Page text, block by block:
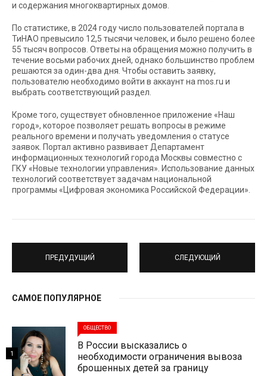
и содержания многоквартирных домов.
По статистике, в 2024 году число пользователей портала в
ТиНАО превысило 12,5 тысячи человек, и было решено более
55 тысяч вопросов. Ответы на обращения можно получить в
течение восьми рабочих дней, однако большинство проблем
решаются за один-два дня. Чтобы оставить заявку,
пользователю необходимо войти в аккаунт на mos.ru и
выбрать соответствующий раздел.
Кроме того, существует обновленное приложение «Наш
город», которое позволяет решать вопросы в режиме
реального времени и получать уведомления о статусе
заявок. Портал активно развивает Департамент
информационных технологий города Москвы совместно с
ГКУ «Новые технологии управления». Использование данных
технологий соответствует задачам национальной
программы «Цифровая экономика Российской Федерации».
ПРЕДУДУЩИЙ СЛЕДУЮЩИЙ
САМОЕ ПОПУЛЯРНОЕ
ОБЩЕСТВО
В России высказались о
необходимости ограничения вывоза
брошенных детей за границу
1